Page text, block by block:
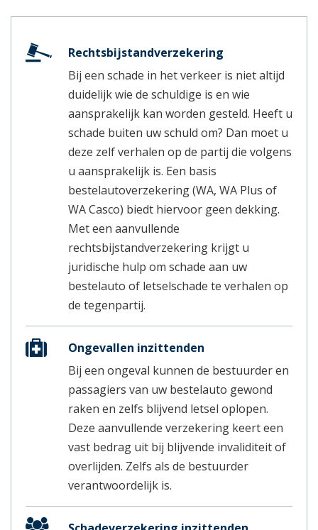
Rechtsbijstandverzekering
Bij een schade in het verkeer is niet altijd
duidelijk wie de schuldige is en wie
aansprakelijk kan worden gesteld. Heeft u
schade buiten uw schuld om? Dan moet u
deze zelf verhalen op de partij die volgens
u aansprakelijk is. Een basis
bestelautoverzekering (WA, WA Plus of
WA Casco) biedt hiervoor geen dekking.
Met een aanvullende
rechtsbijstandverzekering krijgt u
juridische hulp om schade aan uw
bestelauto of letselschade te verhalen op
de tegenpartij.
Ongevallen inzittenden
Bij een ongeval kunnen de bestuurder en
passagiers van uw bestelauto gewond
raken en zelfs blijvend letsel oplopen.
Deze aanvullende verzekering keert een
vast bedrag uit bij blijvende invaliditeit of
overlijden. Zelfs als de bestuurder
verantwoordelijk is.